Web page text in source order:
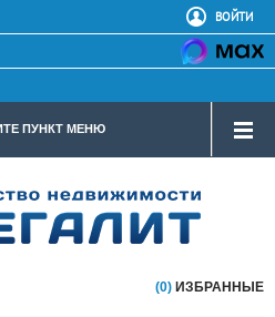
ВОЙТИ
ПУНКТ МЕНЮ
(0) ИЗБРАННЫЕ